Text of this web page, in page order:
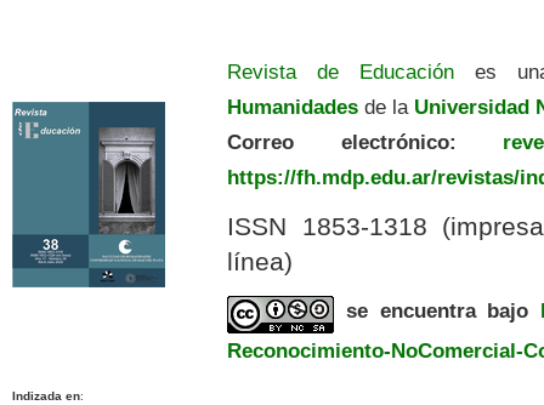
Revista de Educación es
Humanidades de la Universidad
Correo electrónico:
https://fh.mdp.edu.ar/revistas/
ISSN 1853-1318
línea)
se encuentra bajo
Reconocimiento-NoComercial-
Indizada en: